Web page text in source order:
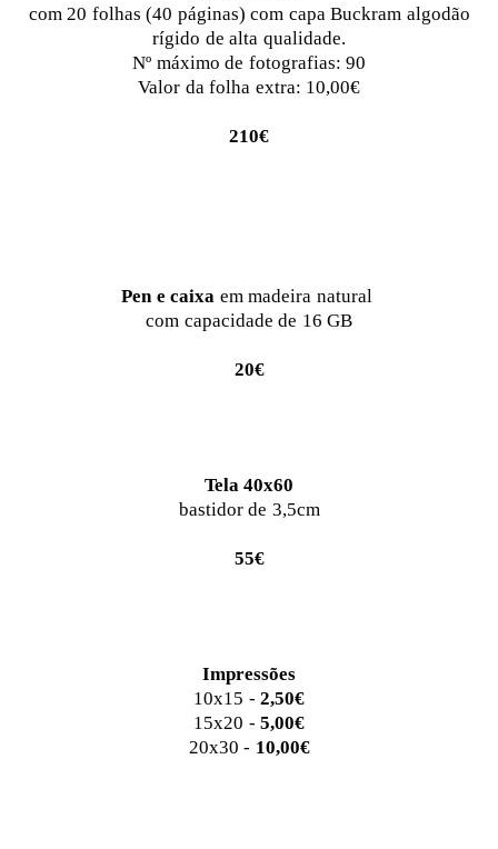
com 20 folhas (40 páginas) com capa Buckram algodão
rígido de alta qualidade.
Nº máximo de fotografias: 90
Valor da folha extra: 10,00€
210€
Pen e caixa em madeira natural
com capacidade de 16 GB
20€
Tela 40x60
bastidor de 3,5cm
55€
Impressões
10x15 - 2,50€
15x20 - 5,00€
20x30 - 10,00€